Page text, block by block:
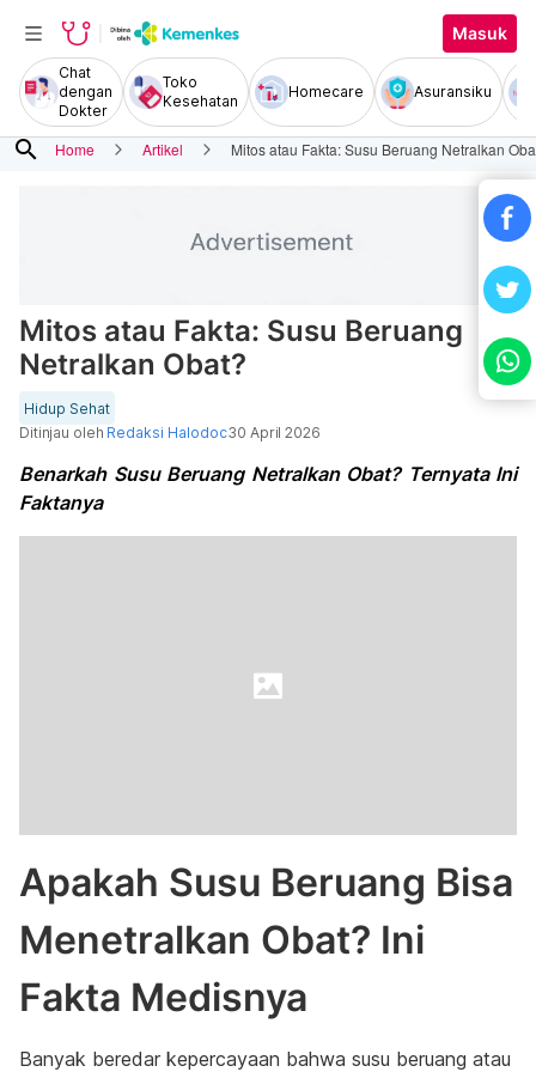
Masuk
Chat
dengan
Dokter
Toko
Kesehatan
Homecare Asuransiku
search Home Artikel Mitos atau Fakta: Susu Beruang Netralkan
Mitos atau Fakta: Susu Beruang
Netralkan Obat?
Hidup Sehat
Ditinjau oleh Redaksi Halodoc30 April 2026
Benarkah Susu Beruang Netralkan Obat? Ternyata Ini
Faktanya
Apakah Susu Beruang Bisa
Menetralkan Obat? Ini
Fakta Medisnya
Banyak beredar kepercayaan bahwa susu beruang atau